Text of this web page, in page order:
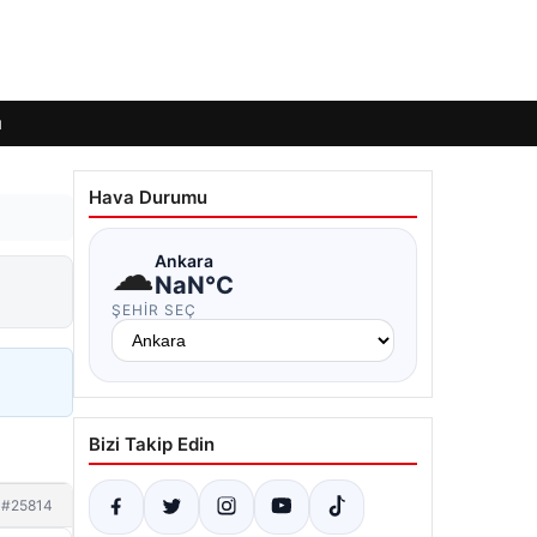
#25814
Hava Durumu
☁Ankara
NaN°C
ŞEHIR SEÇ
Bizi Takip Edin